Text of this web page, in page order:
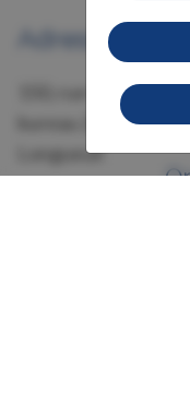
Adresse
150, rue Grant,
Longueuil
(Québec)